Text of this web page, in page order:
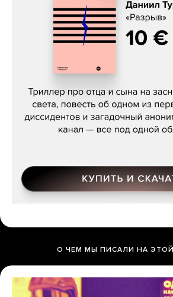
Даниил Туровский,
О ЧЕМ МЫ ПИСАЛИ НА